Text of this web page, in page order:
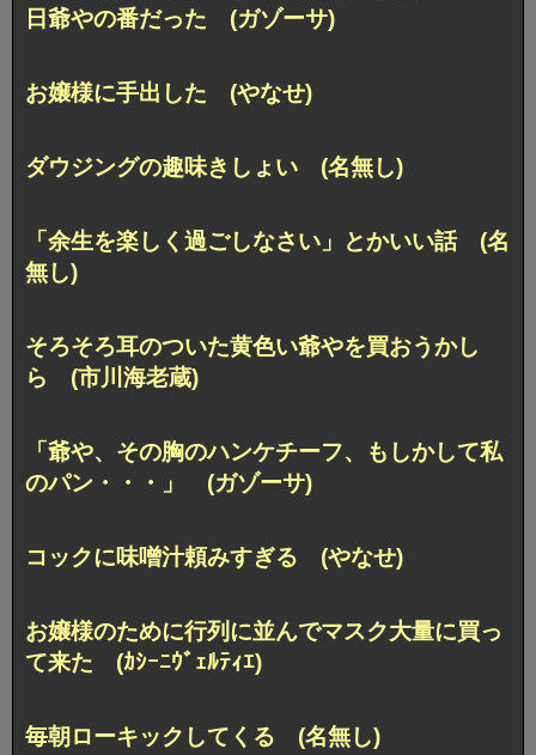
日爺やの番だった (ガゾーサ)
お嬢様に手出した (やなせ)
ダウジングの趣味きしょい (名無し)
「余生を楽しく過ごしなさい」とかいい話 (名
無し)
そろそろ耳のついた黄色い爺やを買おうかし
ら (市川海老蔵)
「爺や、その胸のハンケチーフ、もしかして私
のパン・・・」 (ガゾーサ)
コックに味噌汁頼みすぎる (やなせ)
お嬢様のために行列に並んでマスク大量に買っ
て来た (ｶｼｰﾆｳﾞｪﾙﾃｨｴ)
毎朝ローキックしてくる (名無し)